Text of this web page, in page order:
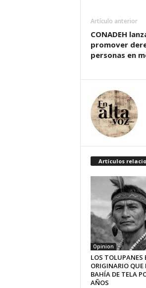
Artículo anterior
CONADEH
promover
personas en
Artículos
Opinion
LOS TOLUPANES
ORIGINARIO
BAHÍA DE TELA
AÑOS